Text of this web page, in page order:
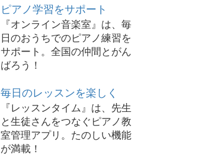
ピアノ学習をサポート
『オンライン音楽室』は、毎
日のおうちでのピアノ練習を
サポート。全国の仲間とがん
ばろう！
毎日のレッスンを楽しく
『レッスンタイム』は、先生
と生徒さんをつなぐピアノ教
室管理アプリ。たのしい機能
が満載！